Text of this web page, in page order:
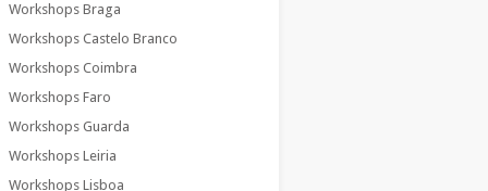
Workshops Braga
Workshops Castelo Branco
Workshops Coimbra
Workshops Faro
Workshops Guarda
Workshops Leiria
Workshops Lisboa